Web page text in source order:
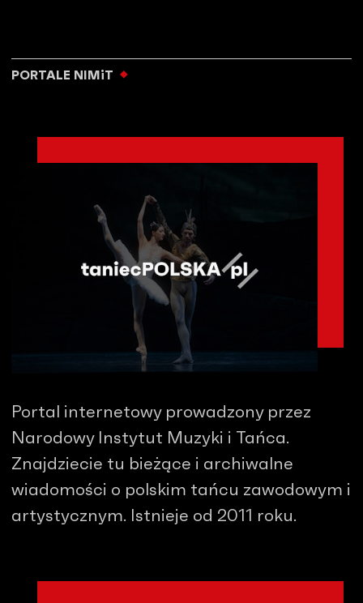
PORTALE NIMiT
Portal internetowy prowadzony przez
Narodowy Instytut Muzyki i Tańca.
Znajdziecie tu bieżące i archiwalne
wiadomości o polskim tańcu zawodowym i
artystycznym. Istnieje od 2011 roku.